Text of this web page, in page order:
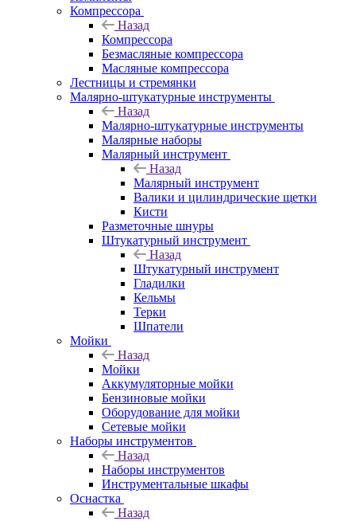
Компрессора
Назад
Компрессора
Безмасляные компрессора
Масляные компрессора
Лестницы и стремянки
Малярно-штукатурные инструменты
Назад
Малярно-штукатурные инструменты
Малярные наборы
Малярный инструмент
Назад
Малярный инструмент
Валики и цилиндрические щетки
Кисти
Разметочные шнуры
Штукатурный инструмент
Назад
Штукатурный инструмент
Гладилки
Кельмы
Терки
Шпатели
Мойки
Назад
Мойки
Аккумуляторные мойки
Бензиновые мойки
Оборудование для мойки
Сетевые мойки
Наборы инструментов
Назад
Наборы инструментов
Инструментальные шкафы
Оснастка
Назад